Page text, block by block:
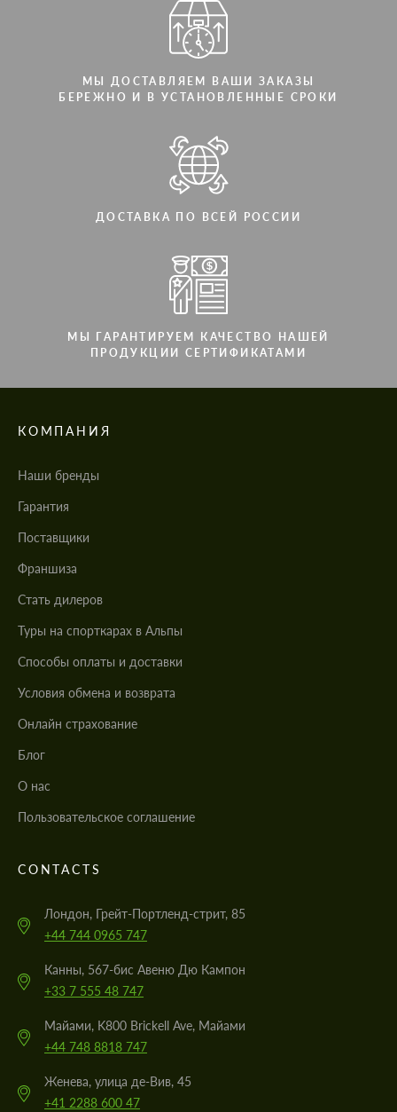
МЫ ДОСТАВЛЯЕМ ВАШИ ЗАКАЗЫ
БЕРЕЖНО И В УСТАНОВЛЕННЫЕ СРОКИ
ДОСТАВКА ПО ВСЕЙ РОССИИ
МЫ ГАРАНТИРУЕМ КАЧЕСТВО НАШЕЙ
ПРОДУКЦИИ СЕРТИФИКАТАМИ
КОМПАНИЯ
Наши бренды
Гарантия
Поставщики
Франшиза
Стать дилеров
Туры на спорткарах в Альпы
Cпособы оплаты и доставки
Условия обмена и возврата
Онлайн страхование
Блог
О нас
Пользовательское соглашение
CONTACTS
Лондон, Грейт-Портленд-стрит, 85
+44 744 0965 747
Канны, 567-бис Авеню Дю Кампон
+33 7 555 48 747
Майами, K800 Brickell Ave, Майами
+44 748 8818 747
Женева, улица де-Вив, 45
+41 2288 600 47